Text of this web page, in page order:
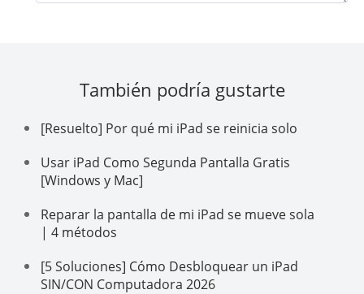
También podría gustarte
[Resuelto] Por qué mi iPad se reinicia solo
Usar iPad Como Segunda Pantalla Gratis
[Windows y Mac]
Reparar la pantalla de mi iPad se mueve sola
| 4 métodos
[5 Soluciones] Cómo Desbloquear un iPad
SIN/CON Computadora 2026